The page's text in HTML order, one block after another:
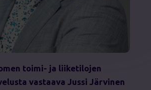
toimi- ja liiketilojen
vastaava Jussi Järvinen